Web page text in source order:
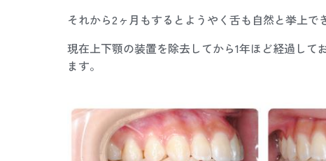
それから2ヶ月もするとようやく舌も自然と挙上で
現在上下顎の装置を除去してから1年ほど経過し
ます。